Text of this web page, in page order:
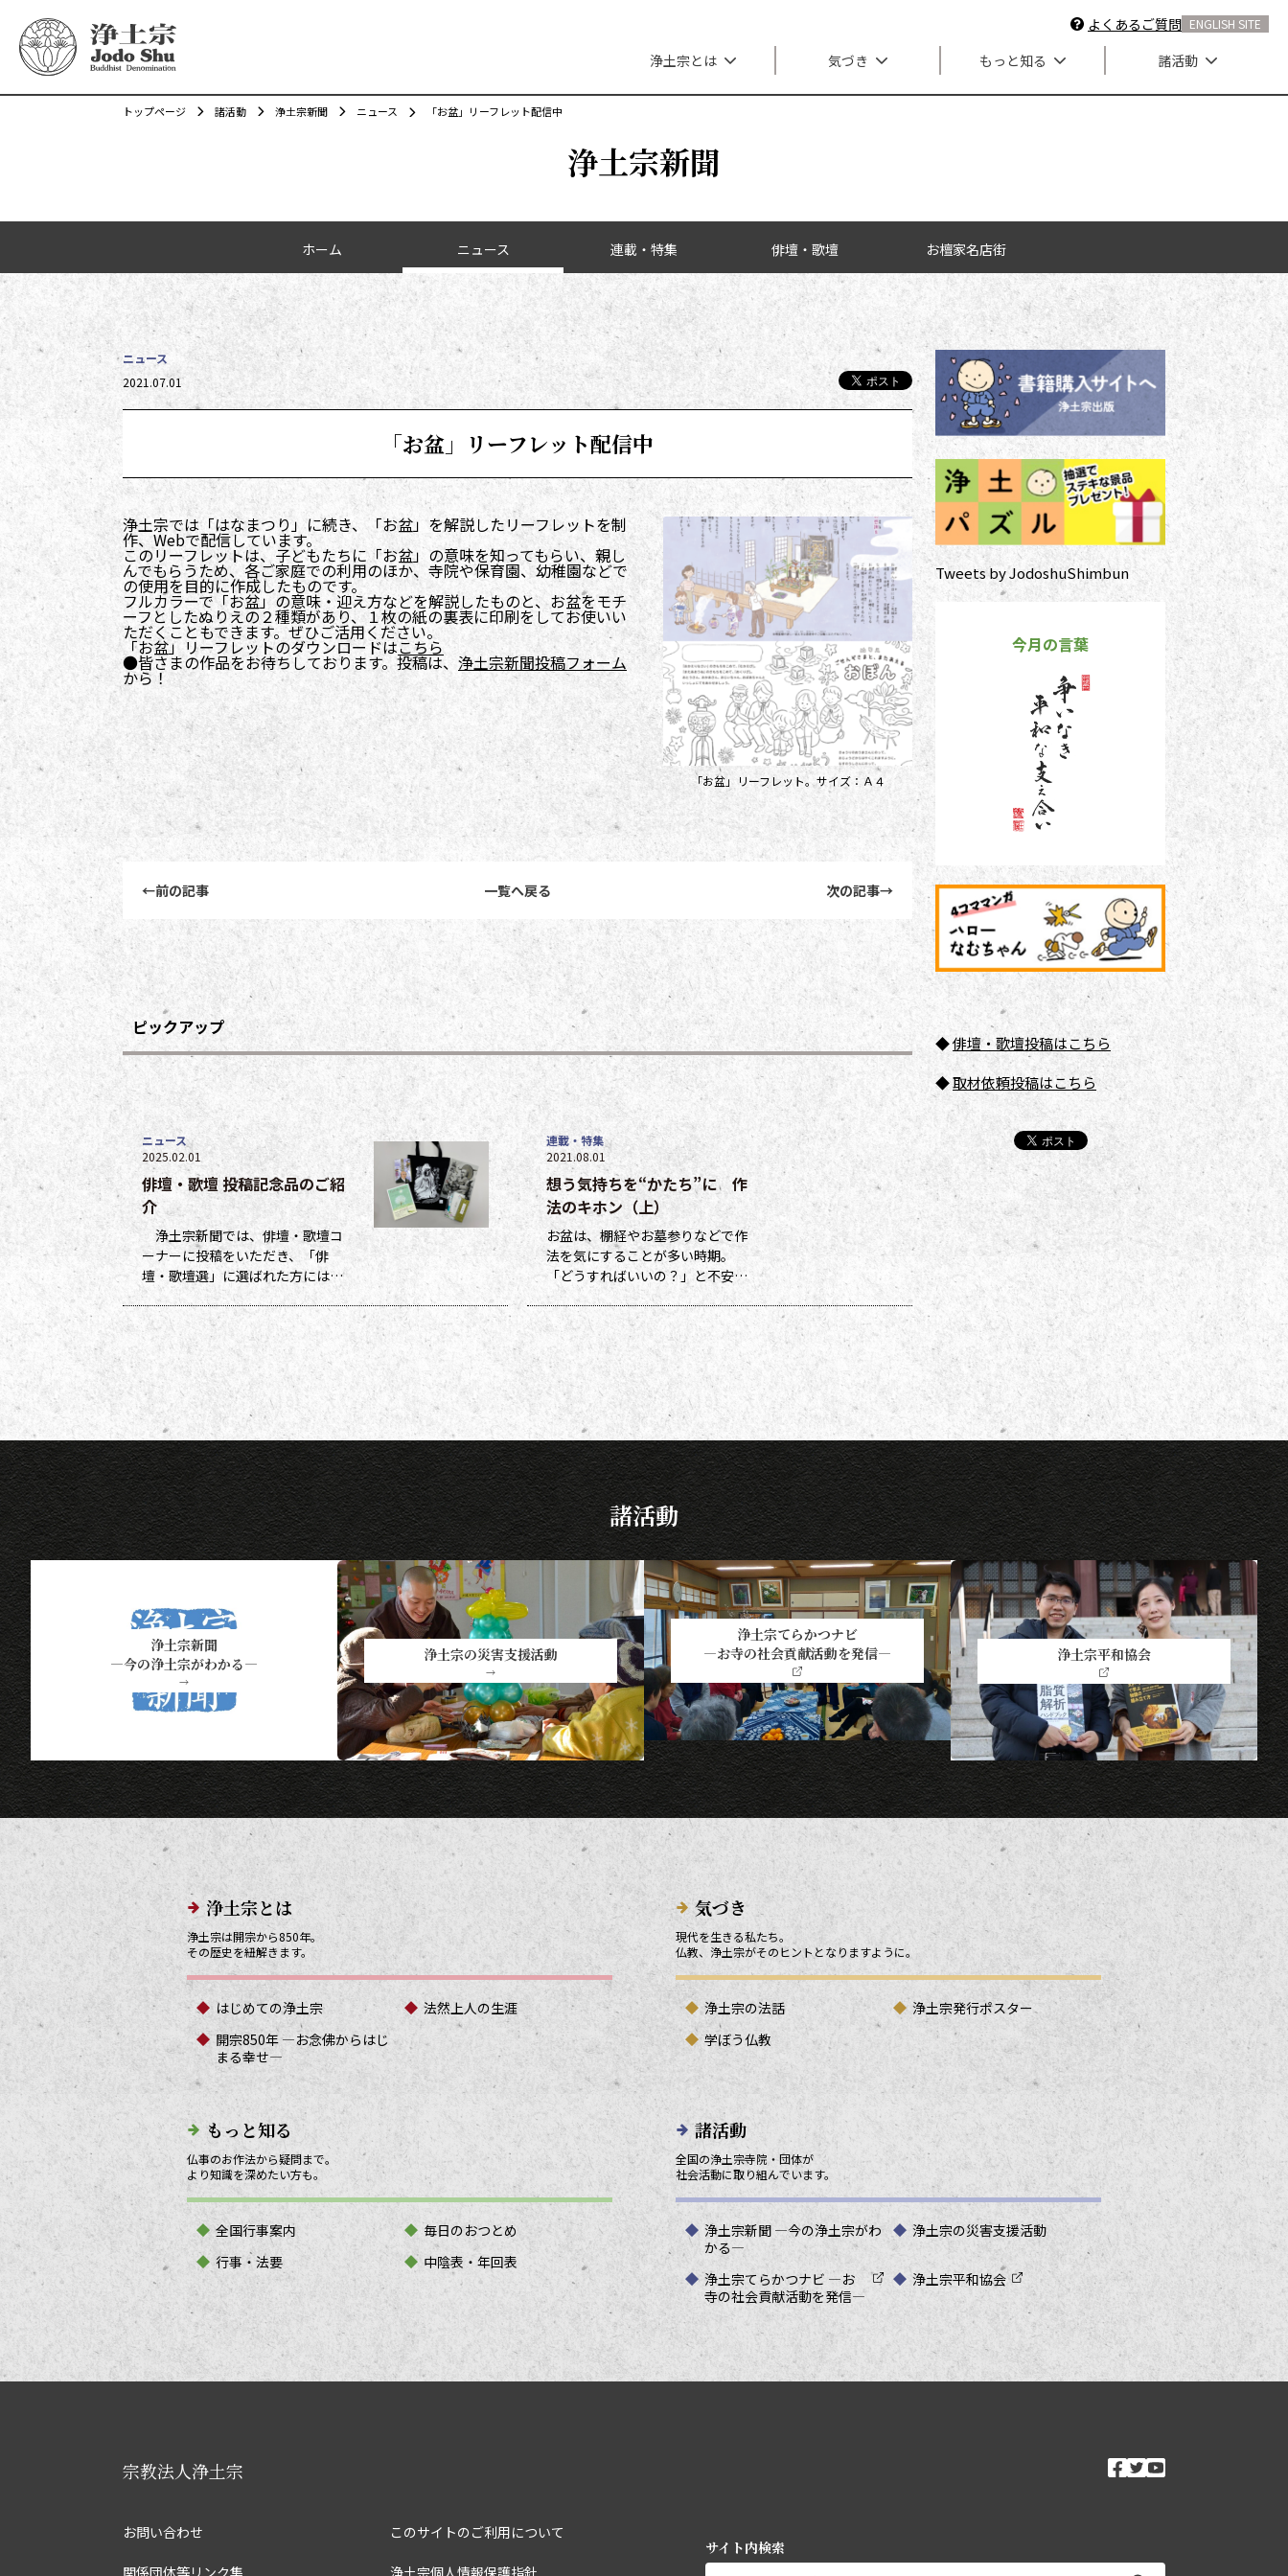
よくあるご質問 ENGLISH SITE
メインナビゲーション
浄土宗とは 気づき もっと知る 諸活動
浄土宗新聞
トップページ 諸活動 浄土宗新聞 ニュース 「お盆」リーフレット配信中
ホーム ニュース 連載・特集 俳壇・歌壇 お檀家名店街
「お盆」リーフレット配信中
ニュース
2021.07.01
「お盆」リーフレット。サイズ：Ａ４
浄土宗では「はなまつり」に続き、「お盆」を解説したリーフレットを制
作、Webで配信しています。
このリーフレットは、子どもたちに「お盆」の意味を知ってもらい、親し
んでもらうため、各ご家庭での利用のほか、寺院や保育園、幼稚園などで
の使用を目的に作成したものです。
フルカラーで「お盆」の意味・迎え方などを解説したものと、お盆をモチ
ーフとしたぬりえの２種類があり、１枚の紙の裏表に印刷をしてお使いい
ただくこともできます。ぜひご活用ください。
「お盆」リーフレットのダウンロードはこちら
●皆さまの作品をお待ちしております。投稿は、 浄土宗新聞投稿フォーム
から！
←前の記事 一覧へ戻る 次の記事→
ピックアップ
俳壇・歌壇 投稿記念品のご紹
介
浄土宗新聞では、俳壇・歌壇コ
ーナーに投稿をいただき、「俳
壇・歌壇選」に選ばれた方には５
ポイント、他掲載になった方には
１ポイントを贈呈しています。ポ
イントは貯まった数に応じて、浄
土宗新聞オリジナルグッズなどの
景品と交換できます（交換・発送
は下記一覧表通知のタイミングに
なります）。 ポイント保有者の
方には、半年に一度、ポイント数
とともに記念品一覧表を送付いた
し
ニュース
2025.02.01
想う気持ちを“かたち”に 作
法のキホン（上）
お盆は、棚経やお墓参りなどで作
法を気にすることが多い時期。
「どうすればいいの？」と不安に
なる方も多いのではないでしょう
か。作法ばかり気にしていては、
ご先祖さまやご本尊さまとしっか
りと向き合えません。今号から２
回にわたって紹介する浄土宗の作
法の基本をおさえ、大切な方と向
き合い、よりよい時間を過ごしま
しょう。 袈裟のつけ方 お参りや法
要の時に、ぜひ身に着けていた
連載・特集
2021.08.01
Tweets by JodoshuShimbun
今月の言葉
◆俳壇・歌壇投稿はこちら
◆取材依頼投稿はこちら
諸活動
浄土宗新聞
―今の浄土宗がわかる―
→
浄土宗の災害支援活動
→
浄土宗てらかつナビ
―お寺の社会貢献活動を発信―
浄土宗平和協会
メインメニューリンク
浄土宗とは
浄土宗は開宗から850年。
その歴史を紐解きます。
はじめての浄土宗
法然上人の生涯
開宗850年 ―お念佛からはじ
まる幸せ―
気づき
現代を生きる私たち。
仏教、浄土宗がそのヒントとなりますように。
浄土宗の法話
浄土宗発行ポスター
学ぼう仏教
もっと知る
仏事のお作法から疑問まで。
より知識を深めたい方も。
全国行事案内
毎日のおつとめ
行事・法要
中陰表・年回表
諸活動
全国の浄土宗寺院・団体が
社会活動に取り組んでいます。
浄土宗新聞 ―今の浄土宗がわ
かる―
浄土宗の災害支援活動
浄土宗てらかつナビ ―お
寺の社会貢献活動を発信―
浄土宗平和協会
宗教法人浄土宗
お問い合わせ このサイトのご利用について
ソーシャル
facebook
twitter
サイト内検索